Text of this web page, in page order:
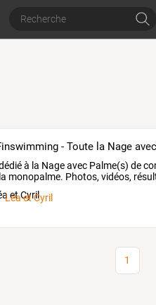
à la Nageavec Palme(s) de
la monopalme. Photos, vidéos,
Léa et Cyril
1